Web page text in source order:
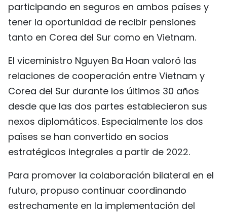
participando en seguros en ambos países y
tener la oportunidad de recibir pensiones
tanto en Corea del Sur como en Vietnam.
El viceministro Nguyen Ba Hoan valoró las
relaciones de cooperación entre Vietnam y
Corea del Sur durante los últimos 30 años
desde que las dos partes establecieron sus
nexos diplomáticos. Especialmente los dos
países se han convertido en socios
estratégicos integrales a partir de 2022.
Para promover la colaboración bilateral en el
futuro, propuso continuar coordinando
estrechamente en la implementación del